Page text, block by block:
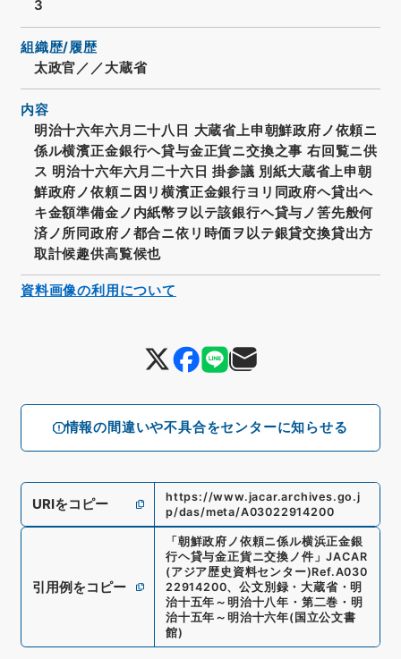
情報の間違いや不具合をセンターに知らせる
3
組織歴/履歴
太政官／／大蔵省
内容
明治十六年六月二十八日 大蔵省上申朝鮮政府ノ依頼ニ
係ル横濱正金銀行ヘ貸与金正貨ニ交換之事 右回覧ニ供
ス 明治十六年六月二十六日 掛参議 別紙大蔵省上申朝
鮮政府ノ依頼ニ因リ横濱正金銀行ヨリ同政府ヘ貸出ヘ
キ金額準備金ノ内紙幣ヲ以テ該銀行ヘ貸与ノ筈先般何
済ノ所同政府ノ都合ニ依リ時価ヲ以テ銀貸交換貸出方
取計候趣供高覧候也
URIをコピー
https://www.jacar.archives.go.j
p/das/meta/A03022914200
引用例をコピー
「 朝鮮政府ノ依頼ニ係ル横浜正金銀
行ヘ貸与金正貨ニ交換ノ件 」JACAR
(アジア歴史資料センター)Ref.A030
22914200、公文別録・大蔵省・明
治十五年～明治十八年・第二巻・明
治十五年～明治十六年( 国立公文書
館)
資料画像の利用について